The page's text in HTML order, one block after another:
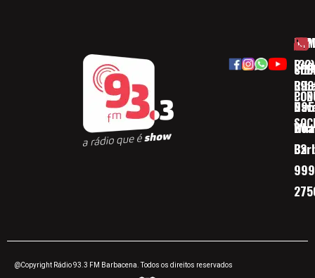
(32)
32
@Copyright Rádio 93.3 FM Barbacena. Todos os direitos reservados